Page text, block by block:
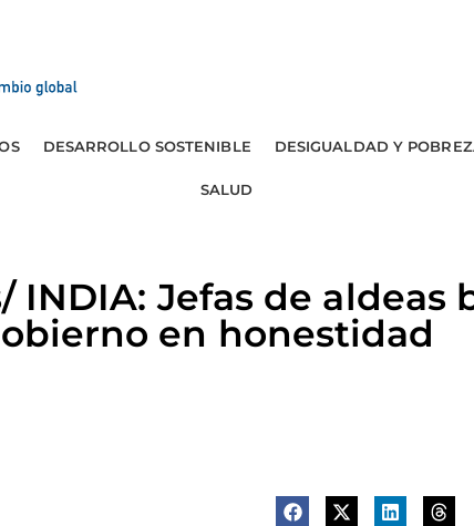
DESARROLLO SOSTENIBLE DESIGUALDAD Y
SALUD
INDIA: Jefas de aldeas
en honestidad